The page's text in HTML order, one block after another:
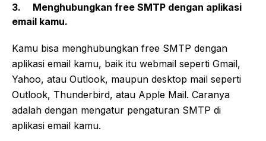
3. Menghubungkan free SMTP dengan aplikasi
email kamu.
Kamu bisa menghubungkan free SMTP dengan
aplikasi email kamu, baik itu webmail seperti Gmail,
Yahoo, atau Outlook, maupun desktop mail seperti
Outlook, Thunderbird, atau Apple Mail. Caranya
adalah dengan mengatur pengaturan SMTP di
aplikasi email kamu.